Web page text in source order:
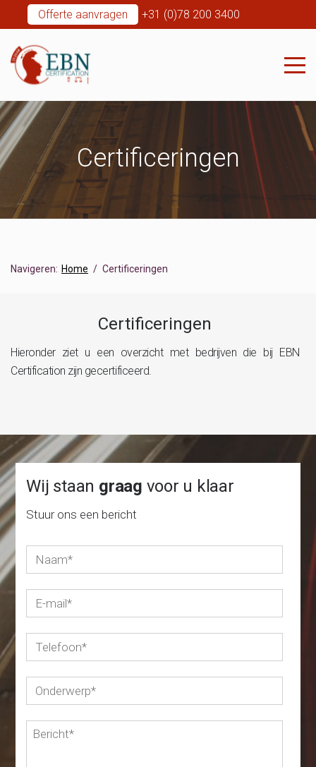
Offerte aanvragen +31 (0)78 200 3400
Certificeringen
Navigeren: Home Certificeringen
Certificeringen
Hieronder ziet u een overzicht met bedrijven die bij EBN
Certification zijn gecertificeerd.
Wij staan graag voor u klaar
Stuur ons een bericht